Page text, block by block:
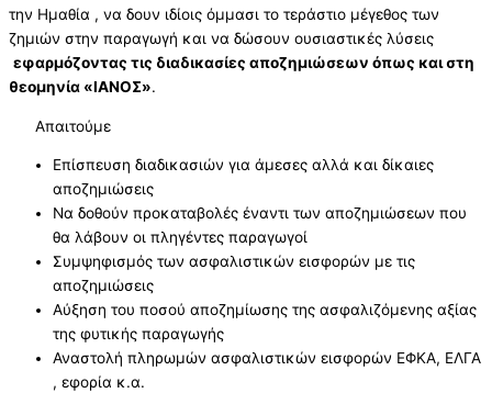
την Ημαθία , να δουν ιδίοις όμμασι το τεράστιο μέγεθος των
ζημιών στην παραγωγή και να δώσουν ουσιαστικές λύσεις
εφαρμόζοντας τις διαδικασίες αποζημιώσεων όπως και στη
θεομηνία «ΙΑΝΟΣ».
Απαιτούμε
Επίσπευση διαδικασιών για άμεσες αλλά και δίκαιες
αποζημιώσεις
Να δοθούν προκαταβολές έναντι των αποζημιώσεων που
θα λάβουν οι πληγέντες παραγωγοί
Συμψηφισμός των ασφαλιστικών εισφορών με τις
αποζημιώσεις
Αύξηση του ποσού αποζημίωσης της ασφαλιζόμενης αξίας
της φυτικής παραγωγής
Αναστολή πληρωμών ασφαλιστικών εισφορών ΕΦΚΑ, ΕΛΓΑ
, εφορία κ.α.